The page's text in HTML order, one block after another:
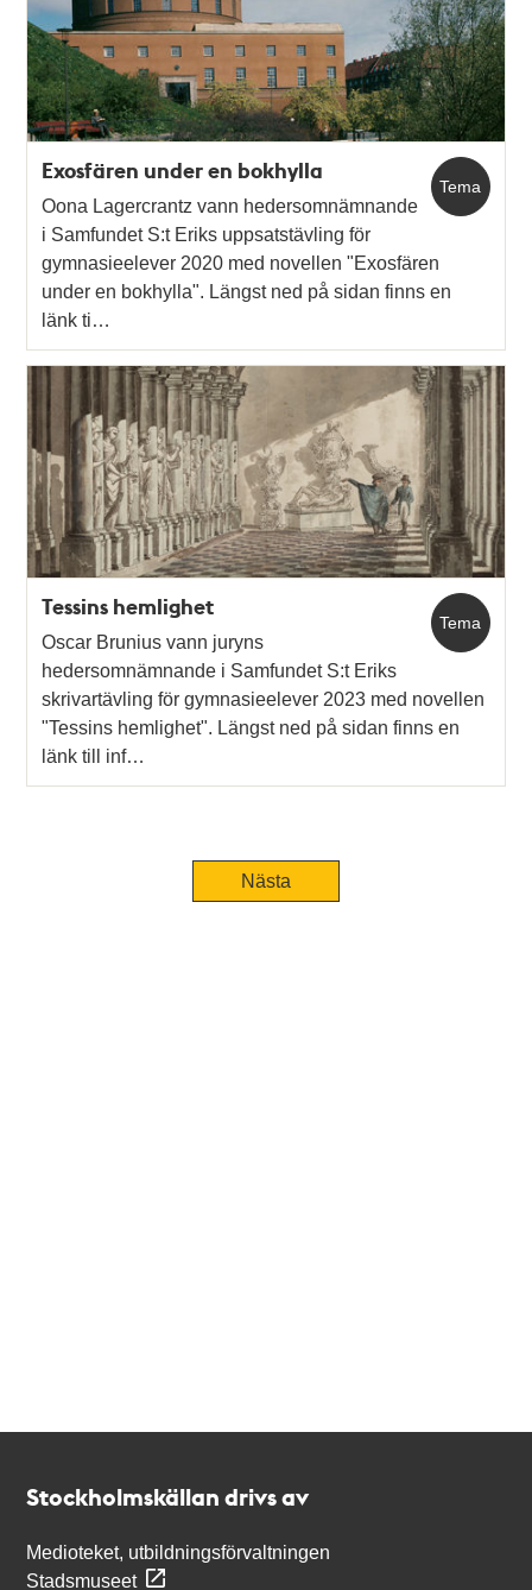
Tema
Exosfären under en bokhylla
Oona Lagercrantz vann hedersomnämnande
i Samfundet S:t Eriks uppsatstävling för
gymnasieelever 2020 med novellen "Exosfären
under en bokhylla". Längst ned på sidan finns en
länk ti…
Tema
Tessins hemlighet
Oscar Brunius vann juryns
hedersomnämnande i Samfundet S:t Eriks
skrivartävling för gymnasieelever 2023 med novellen
"Tessins hemlighet". Längst ned på sidan finns en
länk till inf…
Nästa
Stockholmskällan drivs av
Medioteket, utbildningsförvaltningen
Stadsmuseet